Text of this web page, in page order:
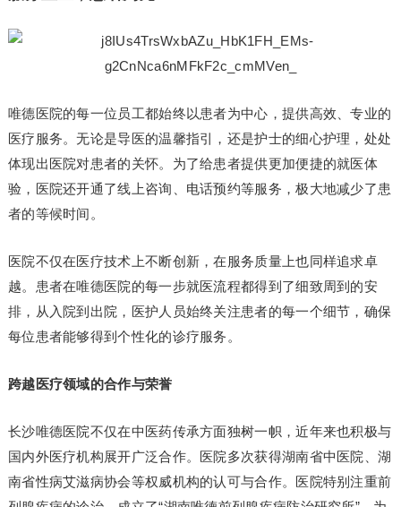
唯德医院的每一位员工都始终以患者为中心，提供高效、专业的
医疗服务。无论是导医的温馨指引，还是护士的细心护理，处处
体现出医院对患者的关怀。为了给患者提供更加便捷的就医体
验，医院还开通了线上咨询、电话预约等服务，极大地减少了患
者的等候时间。
医院不仅在医疗技术上不断创新，在服务质量上也同样追求卓
越。患者在唯德医院的每一步就医流程都得到了细致周到的安
排，从入院到出院，医护人员始终关注患者的每一个细节，确保
每位患者能够得到个性化的诊疗服务。
跨越医疗领域的合作与荣誉
长沙唯德医院不仅在中医药传承方面独树一帜，近年来也积极与
国内外医疗机构展开广泛合作。医院多次获得湖南省中医院、湖
南省性病艾滋病协会等权威机构的认可与合作。医院特别注重前